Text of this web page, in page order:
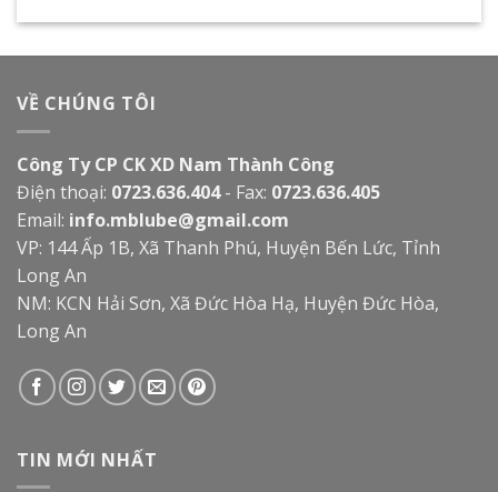
VỀ CHÚNG TÔI
Công Ty CP CK XD Nam Thành Công
Điện thoại: 0723.636.404- Fax: 0723.636.405
Email: info.mblube@gmail.com
VP: 144 Ấp 1B, Xã Thanh Phú, Huyện Bến Lức, Tỉnh
Long An
NM: KCN Hải Sơn, Xã Đức Hòa Hạ, Huyện Đức Hòa,
Long An
TIN MỚI NHẤT